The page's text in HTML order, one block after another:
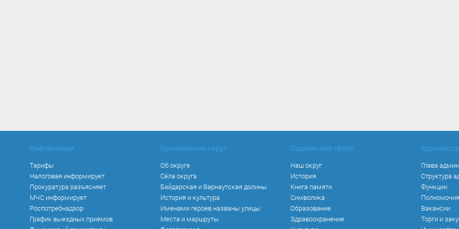
Информация
Тарифы
Налоговая информирует
Прокуратура разъясняет
МЧС информирует
Роспотребнадзор
График выездных приемов
Орлиновский округ
Об округе
Сёла округа
Байдарская и Варнаутская долины
История и культура
Именами героев названы улицы
Места и маршруты
Социальная сфера
Наш округ
История
Книга памяти
Символика
Образование
Здравоохранение
Глава
Структура
Функции
Полномочия
Вакансии
Торги и